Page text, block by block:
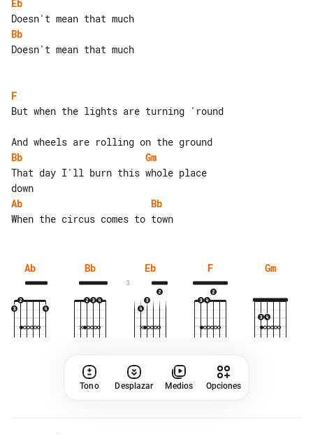
Eb
Bb
Doesn't mean that much
F
But when the lights are turning 'round
Bb
Gm
That day I'll burn this whole place
Ab
Bb
Ab Bb Eb
3
F Gm
Tono Desplazar Medios Opciones